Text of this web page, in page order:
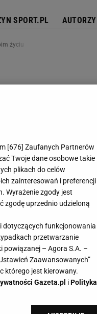
SPORT.PL AUTORZY
życiu
[676] Zaufanych Partnerów
Twoje dane osobowe takie
plikach do celów
zainteresowań i preferencji
Wyrażenie zgody jest
zgodę uprzednio udzieloną
dotyczących funkcjonowania
przetwarzanie
powiązanej – Agora S.A. –
Zaawansowanych”
którego jest kierowany.
Gazeta.pl iPolityka